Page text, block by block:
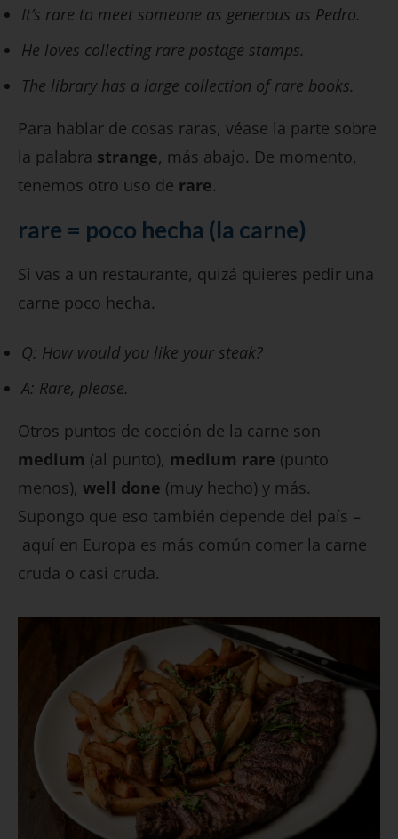
It’s rare to meet someone as generous as Pedro.
He loves collecting rare postage stamps.
The library has a large collection of rare books.
Para hablar de cosas raras, véase la parte sobre
la palabra strange, más abajo. De momento,
tenemos otro uso de rare.
rare = poco hecha (la carne)
Si vas a un restaurante, quizá quieres pedir una
carne poco hecha.
Q: How would you like your steak?
A: Rare, please.
Otros puntos de cocción de la carne son
medium (al punto), medium rare (punto
menos), well done (muy hecho) y más.
Supongo que eso también depende del país –
aquí en Europa es más común comer la carne
cruda o casi cruda.